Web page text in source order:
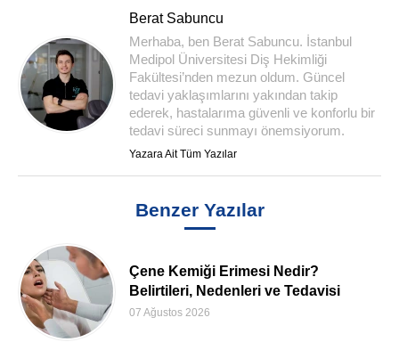
Berat Sabuncu
Merhaba, ben Berat Sabuncu. İstanbul
Medipol Üniversitesi Diş Hekimliği
Fakültesi’nden mezun oldum. Güncel
tedavi yaklaşımlarını yakından takip
ederek, hastalarıma güvenli ve konforlu bir
tedavi süreci sunmayı önemsiyorum.
Yazara Ait Tüm Yazılar
Benzer Yazılar
Çene Kemiği Erimesi Nedir?
Belirtileri, Nedenleri ve Tedavisi
07 Ağustos 2026